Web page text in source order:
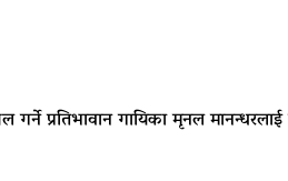
गर्ने प्रतिभावान गायिका मृनल